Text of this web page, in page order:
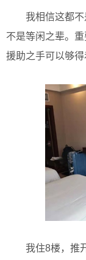
我相信这都
不是等闲之辈。
援助之手可以够得
我住8楼，推